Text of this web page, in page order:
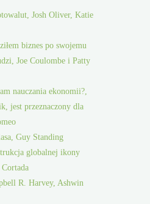
Josh Oliver, Katie
biznes po swojemu
Joe Coulombe i Patty
nauczania ekonomii?,
jest przeznaczony dla
Guy Standing
globalnej ikony
R. Harvey, Ashwin